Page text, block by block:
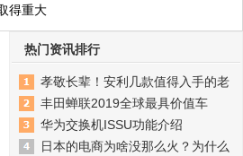
得重大
热门资讯排行
孝敬长辈！安利几款值得入手的老
丰田蝉联2019全球最具价值车
华为交换机ISSU功能介绍
日本的电商为啥没那么火？为什么